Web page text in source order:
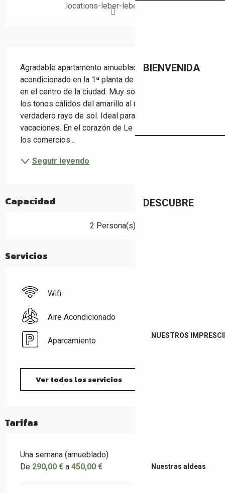
BIENVENIDA
DESCUBRE
NUESTROS
Nuestras aldeas
locations-leber-leboulou.fr
Agradable apartamento amueblado con aire
acondicionado en la 1ª planta de una casa de pueblo
en el centro de la ciudad. Muy soleado y luminoso,
los tonos cálidos del amarillo al rojo son un
verdadero rayo de sol. Ideal para una cura o
vacaciones. En el corazón de Le Boulou, con todos
los comercios...
Seguir leyendo
Capacidad
2 Persona(s)
Servicios
Wifi
Aire Acondicionado
Aparcamiento
Ver todos los servicios
Tarifas
Una semana (amueblado)
De 290,00 € a 450,00 €